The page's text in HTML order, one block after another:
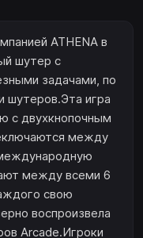
ATHENA в
шутер с
задачами, по
шутеров.Эта игра
с двухкнопочным
между
между всеми 6
свою
воспроизвела
Arcade.Игроки